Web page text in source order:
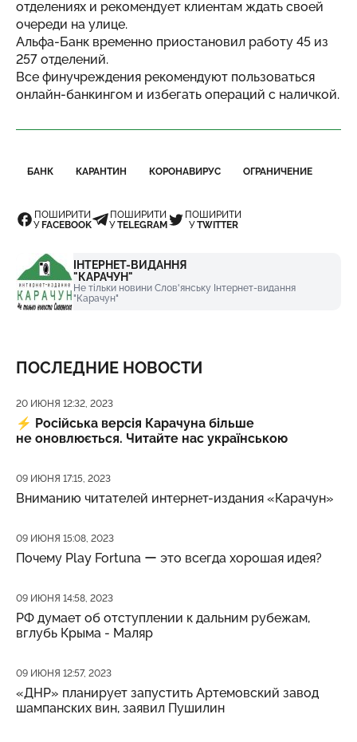
отделениях и рекомендует клиентам ждать своей
очереди на улице.
Альфа-Банк временно приостановил работу 45 из
257 отделений.
Все финучреждения рекомендуют пользоваться
онлайн-банкингом и избегать операций с наличкой.
БАНК КАРАНТИН КОРОНАВИРУС ОГРАНИЧЕНИЕ
ПОШИРИТИ
У FACEBOOK
ПОШИРИТИ
УTELEGRAM
ПОШИРИТИ
УTWITTER
ІНТЕРНЕТ-ВИДАННЯ
"КАРАЧУН"
Не тільки новини Слов'янську Інтернет-видання
"Карачун"
ПОСЛЕДНИЕ НОВОСТИ
Дата публикации
20 ИЮНЯ 12:32, 2023
⚡️ Російська версія Карачуна більше
не оновлюється. Читайте нас українською
Дата публикации
09 ИЮНЯ 17:15, 2023
Вниманию читателей интернет-издания «Карачун»
Дата публикации
09 ИЮНЯ 15:08, 2023
Почему Play Fortuna ー это всегда хорошая идея?
Дата публикации
09 ИЮНЯ 14:58, 2023
РФ думает об отступлении к дальним рубежам,
вглубь Крыма - Маляр
Дата публикации
09 ИЮНЯ 12:57, 2023
«ДНР» планирует запустить Артемовский завод
шампанских вин, заявил Пушилин